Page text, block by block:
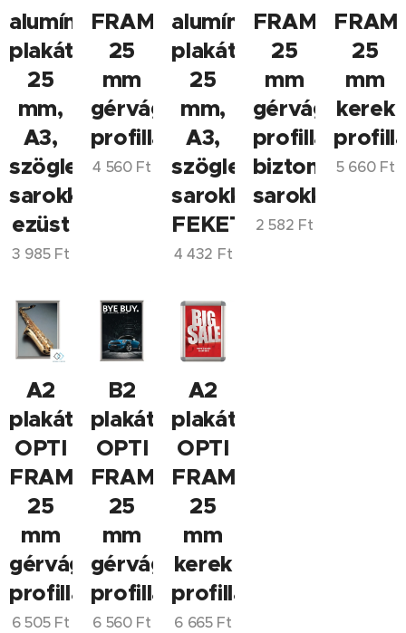
alumínium
plakátkeret
25
mm,
A3,
szögletes
sarokkal,
ezüst
3 985Ft
FRAME,
25
mm
gérvágott
profillal
4 560Ft
alumínium
plakátkeret
25
mm,
A3,
szögletes
sarokkal,
FEKETE
4 432 Ft
FRAME,
25
mm
gérvágott
profillal,
biztonsági
sarokkal
2 582 Ft
25
mm
kerek
5 660Ft
A2
plakátkeret
OPTI
FRAME,
25
mm
gérvágott
profillal
6 505Ft
B2
plakátkeret
OPTI
FRAME,
25
mm
gérvágott
profillal
6 560Ft
A2
plakátkeret
OPTI
FRAME,
25
mm
kerek
profillal
6 665Ft